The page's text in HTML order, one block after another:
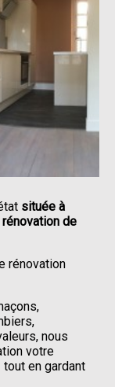
située à
rénovation de
rénovation
nous
votre
en gardant